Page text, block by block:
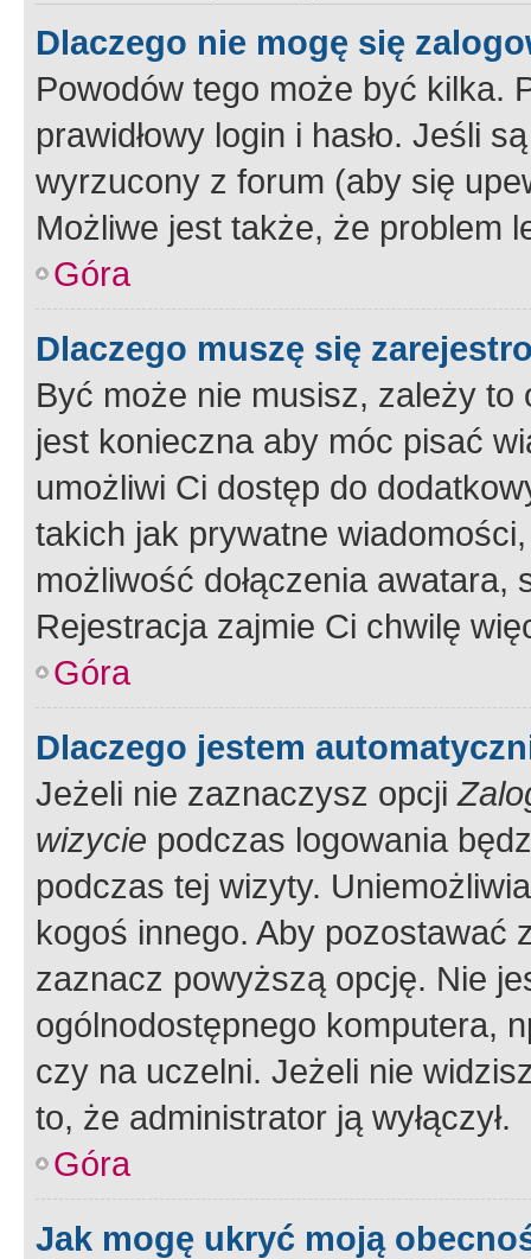
Dlaczego nie mogę się
Powodów tego może być kilka.
prawidłowy login i hasło. Jeśli
wyrzucony z forum (aby się
Możliwe jest także, że problem
Góra
Dlaczego muszę się
Być może nie musisz, zależy
jest konieczna aby móc pisać
umożliwi Ci dostęp do
takich jak prywatne
możliwość dołączenia
Rejestracja zajmie Ci chwilę
Góra
Dlaczego jestem
Jeżeli nie zaznaczysz opcji
wizycie podczas logowania
podczas tej wizyty.
kogoś innego. Aby pozostawać
zaznacz powyższą opcję. Nie
ogólnodostępnego komputera,
czy na uczelni. Jeżeli nie
to, że administrator ją wyłączył.
Góra
Jak mogę ukryć moją